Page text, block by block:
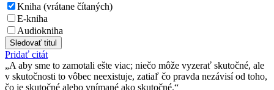
Kniha (vrátane čítaných)
E-kniha
Audiokniha
Sledovať titul
Pridať citát
A aby sme to zamotali ešte viac; niečo môže vyzerať skutočné, ale
v skutočnosti to vôbec neexistuje, zatiaľ čo pravda nezávisí od toho,
čo je skutočné alebo vnímané ako skutočné.